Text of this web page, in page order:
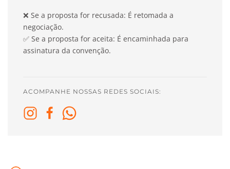
❌ Se a proposta for recusada: É retomada a
negociação.
✅ Se a proposta for aceita: É encaminhada para
assinatura da convenção.
ACOMPANHE NOSSAS REDES SOCIAIS: